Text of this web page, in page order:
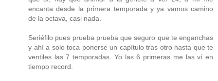
encanta desde la primera temporada y ya vamos camino
de la octava, casi nada.
Seriéfilo pues prueba prueba que seguro que te enganchas
y ahí a solo toca ponerse un capítulo tras otro hasta que te
ventiles las 7 temporadas. Yo las 6 primeras me las ví en
tiempo record.